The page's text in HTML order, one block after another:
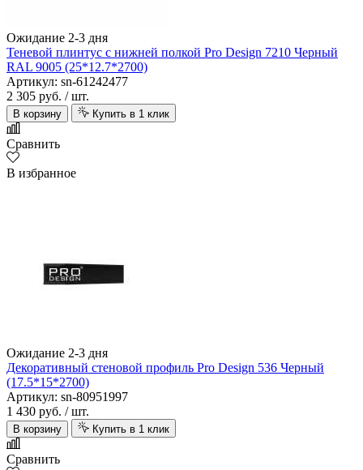
Ожидание 2-3 дня
Теневой плинтус с нижней полкой Pro Design 7210 Черный
RAL 9005 (25*12.7*2700)
Артикул: sn-61242477
2 305 руб. / шт.
В корзину Купить в 1 клик
Сравнить
В избранное
Ожидание 2-3 дня
Декоративный стеновой профиль Pro Design 536 Черный
(17.5*15*2700)
Артикул: sn-80951997
1 430 руб. / шт.
В корзину Купить в 1 клик
Сравнить